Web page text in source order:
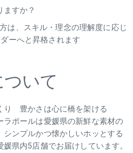
ますか？
は、スキル・理念の理解度に応じ
ーへと昇格されます
いて
り 豊かさは心に橋を架ける
ラポールは愛媛県の新鮮な素材の
シンプルかつ懐かしいホッとする
県内5店舗でお届けしています。